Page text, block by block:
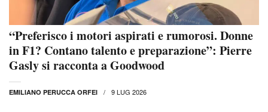
“Preferisco i motori aspirati e rumorosi. Donne
in F1? Contano talento e preparazione”: Pierre
Gasly si racconta a Goodwood
EMILIANO PERUCCA ORFEI 9 LUG 2026